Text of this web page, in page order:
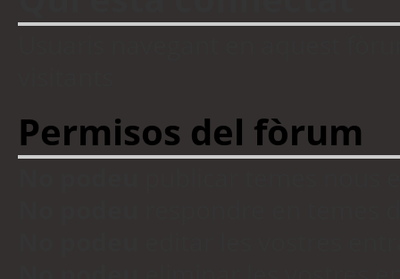
Permisos del fòrum